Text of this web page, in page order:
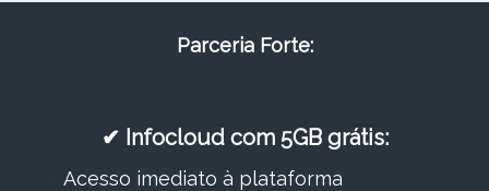
Parceria Forte:
✔ Infocloud com 5GB grátis:
Acesso imediato à plataforma